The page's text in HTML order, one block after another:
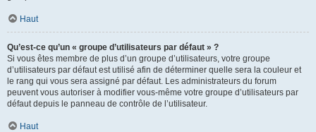
Haut
Qu’est-ce qu’un « groupe d’utilisateurs par défaut » ?
Si vous êtes membre de plus d’un groupe d’utilisateurs, votre groupe
d’utilisateurs par défaut est utilisé afin de déterminer quelle sera la couleur et
le rang qui vous sera assigné par défaut. Les administrateurs du forum
peuvent vous autoriser à modifier vous-même votre groupe d’utilisateurs par
défaut depuis le panneau de contrôle de l’utilisateur.
Haut